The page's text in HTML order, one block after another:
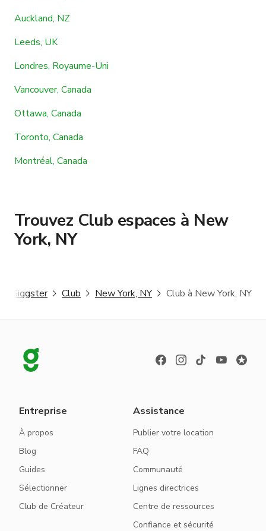
Auckland, NZ
Leeds, UK
Londres, Royaume-Uni
Vancouver, Canada
Ottawa, Canada
Toronto, Canada
Montréal, Canada
Trouvez Club espaces à New
York, NY
Giggster Club New York, NY Club à New York, NY
Entreprise
À propos
Blog
Guides
Sélectionner
Club de Créateur
Assistance
Publier votre location
FAQ
Communauté
Lignes directrices
Centre de ressources
Confiance et sécurité